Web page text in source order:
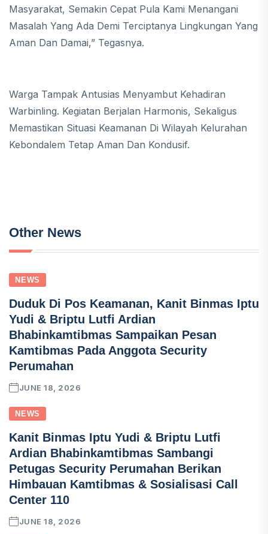
Masyarakat, Semakin Cepat Pula Kami Menangani
Masalah Yang Ada Demi Terciptanya Lingkungan Yang
Aman Dan Damai,” Tegasnya.
Warga Tampak Antusias Menyambut Kehadiran
Warbinling. Kegiatan Berjalan Harmonis, Sekaligus
Memastikan Situasi Keamanan Di Wilayah Kelurahan
Kebondalem Tetap Aman Dan Kondusif.
Other News
NEWS
Duduk Di Pos Keamanan, Kanit Binmas Iptu
Yudi & Briptu Lutfi Ardian
Bhabinkamtibmas Sampaikan Pesan
Kamtibmas Pada Anggota Security
Perumahan
JUNE 18, 2026
NEWS
Kanit Binmas Iptu Yudi & Briptu Lutfi
Ardian Bhabinkamtibmas Sambangi
Petugas Security Perumahan Berikan
Himbauan Kamtibmas & Sosialisasi Call
Center 110
JUNE 18, 2026